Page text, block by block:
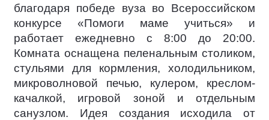
благодаря победе вуза во Всероссийском
конкурсе «Помоги маме учиться» и
работает ежедневно с 8:00 до 20:00.
Комната оснащена пеленальным столиком,
стульями для кормления, холодильником,
микроволновой печью, кулером, креслом-
качалкой, игровой зоной и отдельным
санузлом. Идея создания исходила от